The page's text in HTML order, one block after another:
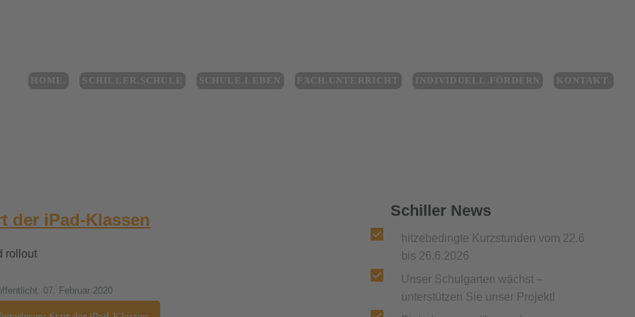
HOME. SCHILLER.SCHULE SCHULE.LEBEN FACH.UNTERRICHT INDIVIDUELL.FÖRDERN KONTAKT.
Schiller News
hitzebedingte Kurzstunden vom 22.6
bis 26.6.2026
Unser Schulgarten wächst –
unterstützen Sie unser Projekt!
der iPad-Klassen
07. Februar 2020